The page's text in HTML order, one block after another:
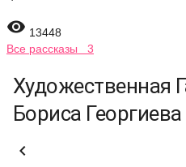
 13448
Все рассказы 3
Художественная
Бориса Георгиева
